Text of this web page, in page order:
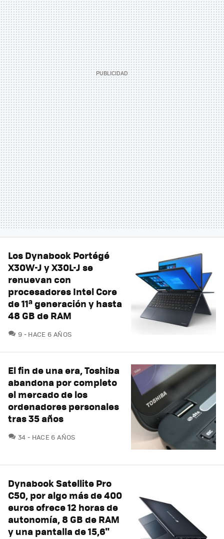
Los Dynabook Portégé
X30W-J y X30L-J se
renuevan con
procesadores Intel Core
de 11ª generación y hasta
48 GB de RAM
9 COMENTARIOS
HACE 6 AÑOS
El fin de una era, Toshiba
abandona por completo
el mercado de los
ordenadores personales
tras 35 años
34 COMENTARIOS
HACE 6 AÑOS
Dynabook Satellite Pro
C50, por algo más de 400
euros ofrece 12 horas de
autonomía, 8 GB de RAM
y una pantalla de 15,6"